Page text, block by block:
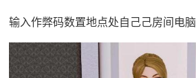
输入作弊码数置地点处自己己房间电脑